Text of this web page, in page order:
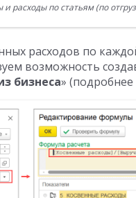
и расходы по статьям (по
расходов по
возможность
бизнеса» (подробнее